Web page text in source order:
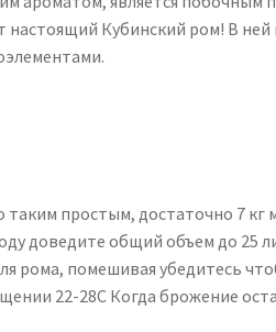
настоящий Кубинский ром! В
таким простым, достаточно 7
доведите общий объем до 25
рома, помешивая убедитесь
22-28С Когда брожение